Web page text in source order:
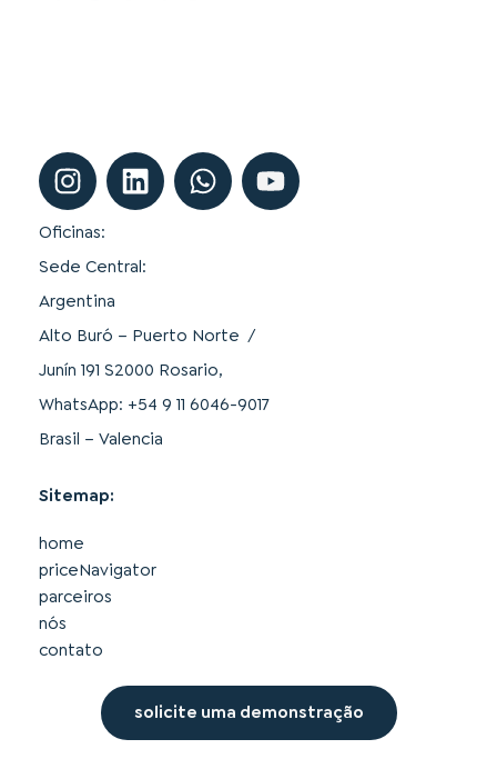
Oficinas:
Sede Central:
Argentina
Alto Buró – Puerto Norte /
Junín 191 S2000 Rosario,
WhatsApp: +54 9 11 6046-9017
Brasil – Valencia
Sitemap:
home
priceNavigator
parceiros
nós
contato
solicite uma demonstração